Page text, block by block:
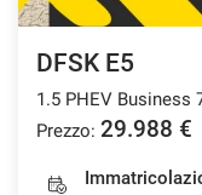
DFSK E5
1.5 PHEV Business
Prezzo: 29.988 €